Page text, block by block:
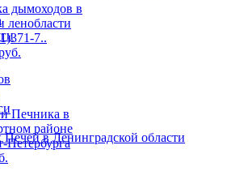
дымоходов в
ленобласти
7..
Печника в
районе
Петербургав Ленинградской области